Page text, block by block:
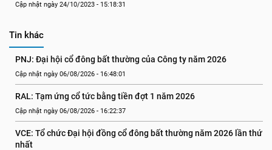
Cập nhật ngày 24/10/2023 - 15:18:31
Tin khác
PNJ: Đại hội cổ đông bất thường của Công ty năm 2026
Cập nhật ngày 06/08/2026 - 16:48:01
RAL: Tạm ứng cổ tức bằng tiền đợt 1 năm 2026
Cập nhật ngày 06/08/2026 - 16:22:37
VCE: Tổ chức Đại hội đồng cổ đông bất thường năm 2026 lần thứ
nhất